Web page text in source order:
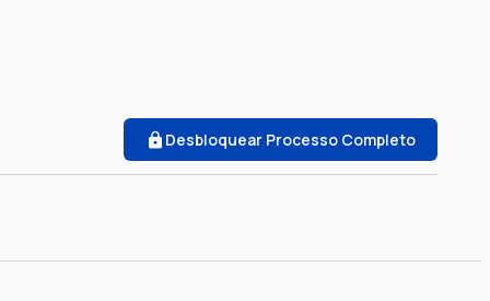
Desbloquear Processo Completo